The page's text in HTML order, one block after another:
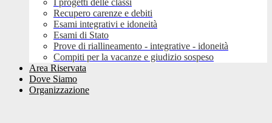
I progetti delle classi
Recupero carenze e debiti
Esami integrativi e idoneità
Esami di Stato
Prove di riallineamento - integrative - idoneità
Compiti per la vacanze e giudizio sospeso
Area Riservata
Dove Siamo
Organizzazione